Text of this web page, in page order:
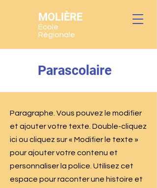
MOLIÈRE
École
Régionale
Parascolaire
Paragraphe. Vous pouvez le modifier
et ajouter votre texte. Double-cliquez
ici ou cliquez sur « Modifier le texte »
pour ajouter votre contenu et
personnaliser la police. Utilisez cet
espace pour raconter une histoire et